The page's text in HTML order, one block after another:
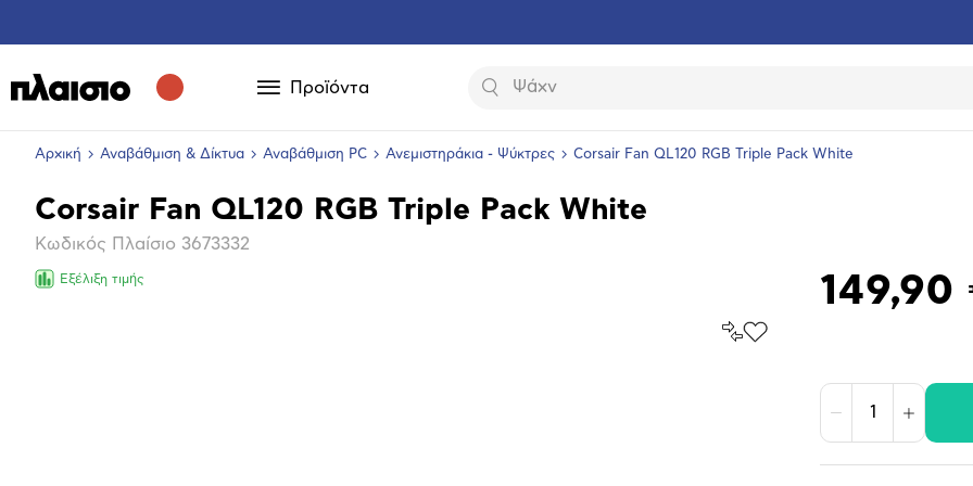
Προϊόντα Αναζήτηση
Αρχική Αναβάθμιση & Δίκτυα Αναβάθμιση PC Ανεμιστηράκια - Ψύκτρες Corsair Fan QL120 RGB Triple Pack White
Βασικά
χαρακτηριστικά
Corsair Fan QL120 RGB Triple Pack White
Κωδικός Πλαίσιο 3673332
Εξέλιξη τιμής
Σύγκρινέ
Προσθήκη
149,90
Μείωση Αύξηση